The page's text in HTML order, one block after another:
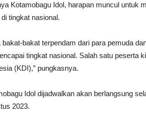
Kotamobagu Idol, harapan muncul untuk
tingkat nasional.
bakat-bakat terpendam dari para pemuda
tingkat nasional. Salah satu peserta
(KDI),” pungkasnya.
Idol dijadwalkan akan berlangsung
2023.